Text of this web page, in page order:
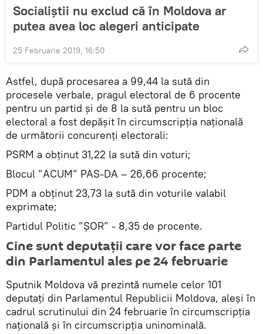
Socialiștii nu exclud că în Moldova ar
putea avea loc alegeri anticipate
25 Februarie 2019, 16:50
Astfel, după procesarea a 99,44 la sută din
procesele verbale, pragul electoral de 6 procente
pentru un partid și de 8 la sută pentru un bloc
electoral a fost depășit în circumscripția națională
de următorii concurenți electorali:
PSRM a obținut 31,22 la sută din voturi;
Blocul ”ACUM” PAS-DA – 26,66 procente;
PDM a obținut 23,73 la sută din voturile valabil
exprimate;
Partidul Politic ”ȘOR” - 8,35 de procente.
Cine sunt deputații care vor face parte
din Parlamentul ales pe 24 februarie
Sputnik Moldova vă prezintă numele celor 101
deputați din Parlamentul Republicii Moldova, aleși în
cadrul scrutinului din 24 februarie în circumscripția
națională și în circumscripția uninominală.